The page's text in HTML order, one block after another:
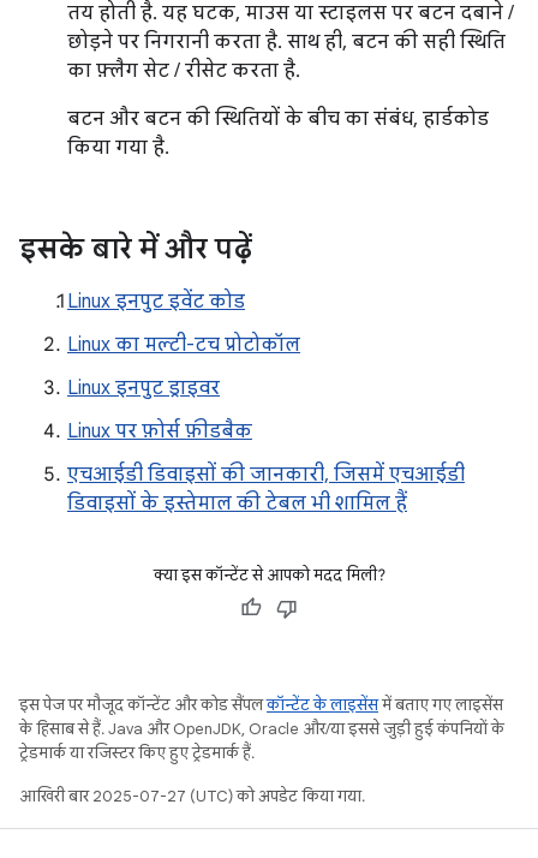
तय होती है. यह घटक, माउस या स्टाइलस पर बटन दबाने /
छोड़ने पर निगरानी करता है. साथ ही, बटन की सही स्थिति
का फ़्लैग सेट / रीसेट करता है.
बटन और बटन की स्थितियों के बीच का संबंध, हार्डकोड
किया गया है.
इसके बारे में और पढ़ें
Linux इनपुट इवेंट कोड
Linux का मल्टी-टच प्रोटोकॉल
Linux इनपुट ड्राइवर
Linux पर फ़ोर्स फ़ीडबैक
एचआईडी डिवाइसों की जानकारी, जिसमें एचआईडी
डिवाइसों के इस्तेमाल की टेबल भी शामिल हैं
क्या इस कॉन्टेंट से आपको मदद मिली?
इस पेज पर मौजूद कॉन्टेंट और कोड सैंपलकॉन्टेंट के लाइसेंसमें बताए गए लाइसेंस
के हिसाब से हैं. Java और OpenJDK, Oracle और/या इससे जुड़ी हुई कंपनियों के
ट्रेडमार्क या रजिस्टर किए हुए ट्रेडमार्क हैं.
आखिरी बार 2025-07-27 (UTC) को अपडेट किया गया.